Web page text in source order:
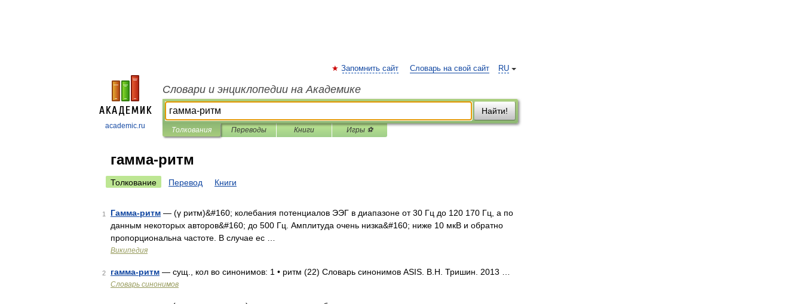
academic.ru
RU
Запомнить сайт Словарь на свой сайт
Словари и энциклопедии на Академике
Найти!
Толкования Переводы Книги Игры ⚽
гамма-ритм
Толкование Перевод Книги
1 Гамма-ритм — (γ ритм)&#160; колебания потенциалов ЭЭГ в диапазоне от 30 Гц до 120 170 Гц, а по
данным некоторых авторов&#160; до 500 Гц. Амплитуда очень низка&#160; ниже 10 мкВ и обратно
пропорциональна частоте. В случае ес …
Википедия
2 гамма-ритм — сущ., кол во синонимов: 1 • ритм (22) Словарь синонимов ASIS. В.Н. Тришин. 2013 …
Словарь синонимов